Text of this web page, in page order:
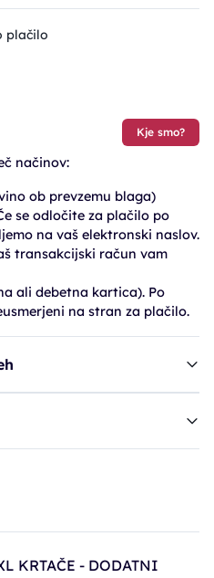
plačilo
Kje smo?
načinov:
ob prevzemu blaga)
se odločite za plačilo po
na vaš elektronski naslov.
transakcijski račun vam
ali debetna kartica). Po
na stran za plačilo.
- 43 mm
KRTAČE - DODATNI